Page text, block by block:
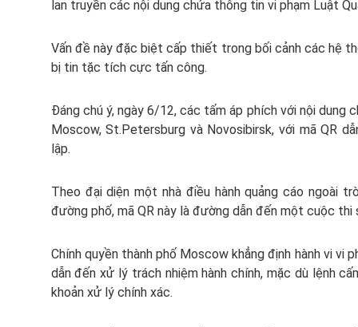
lan truyền các nội dung chứa thông tin vi phạm Luật
Vấn đề này đặc biệt cấp thiết trong bối cảnh các hệ
bị tin tặc tích cực tấn công.
Đáng chú ý, ngày 6/12, các tấm áp phích với nội dung
Moscow, St.Petersburg và Novosibirsk, với mã QR
lập.
Theo đại diện một nhà điều hành quảng cáo ngoài
đường phố, mã QR này là đường dẫn đến một cuộc thi
Chính quyền thành phố Moscow khẳng định hành vi vi
dẫn đến xử lý trách nhiệm hành chính, mặc dù lệnh
khoản xử lý chính xác.